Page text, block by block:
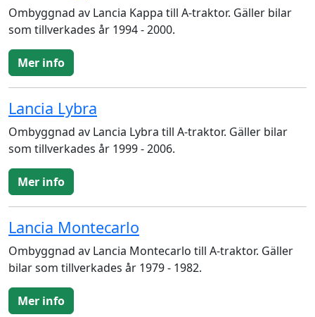
Ombyggnad av Lancia Kappa till A-traktor. Gäller bilar
som tillverkades år 1994 - 2000.
Mer info
Lancia Lybra
Ombyggnad av Lancia Lybra till A-traktor. Gäller bilar
som tillverkades år 1999 - 2006.
Mer info
Lancia Montecarlo
Ombyggnad av Lancia Montecarlo till A-traktor. Gäller
bilar som tillverkades år 1979 - 1982.
Mer info